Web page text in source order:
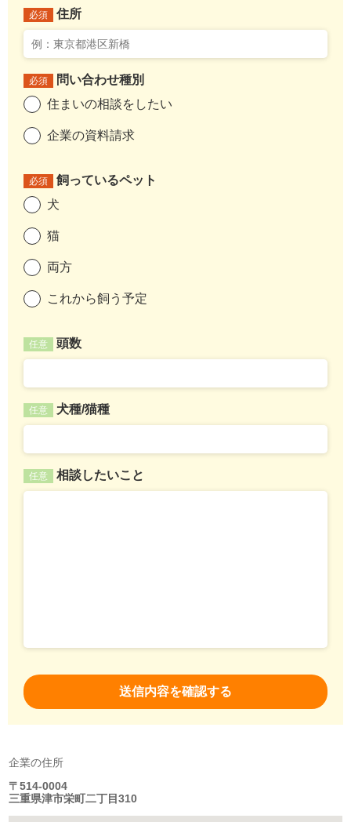
必須 住所
必須
問い合わせ種別
住まいの相談をしたい
企業の資料請求
必須
飼っているペット
犬
猫
両方
これから飼う予定
任意 頭数
任意 犬種/猫種
任意 相談したいこと
企業の住所
〒514-0004
三重県津市栄町二丁目310